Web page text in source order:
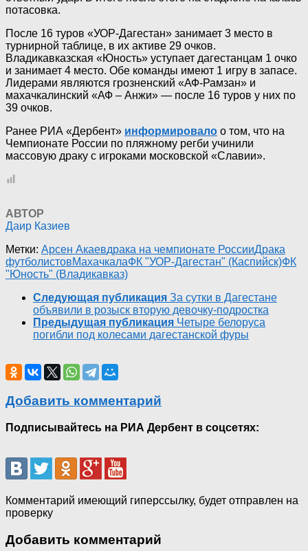
потасовка.
После 16 туров «УОР-Дагестан» занимает 3 место в
турнирной таблице, в их активе 29 очков.
Владикавказская «Юность» уступает дагестанцам 1 очко
и занимает 4 место. Обе команды имеют 1 игру в запасе.
Лидерами являются грозненский «АФ-Рамзан» и
махачкалинский «АФ – Анжи» — после 16 туров у них по
39 очков.
Ранее РИА «Дербент» информировало о том, что на
Чемпионате России по пляжному регби учинили
массовую драку с игроками московской «Славии».
АВТОР
Даир Казиев
Метки: Арсен Акаевдрака на чемпионате РоссииДрака
футболистовМахачкалаФК "УОР-Дагестан" (Каспийск)ФК
"Юность" (Владикавказ)
Следующая публикация За сутки в Дагестане
объявили в розыск вторую девочку-подростка
Предыдущая публикация Четыре белоруса
погибли под колесами дагестанской фуры
Добавить комментарий
Подписывайтесь на РИА Дербент в соцсетях:
Комментарий имеющий гиперссылку, будет отправлен на
проверку
Добавить комментарий